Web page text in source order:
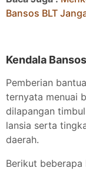
Bansos BLT
Kendala
Pemberian
ternyata menuai
dilapangan
lansia serta
daerah.
Berikut beberapa